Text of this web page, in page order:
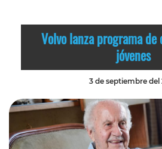
Volvo lanza programa
jóvenes
3 de septiembre del